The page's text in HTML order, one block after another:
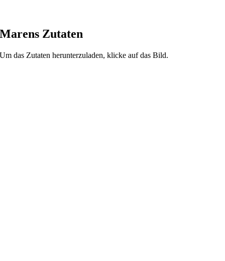
Marens Zutaten
Um das Zutaten herunterzuladen, klicke auf das Bild.